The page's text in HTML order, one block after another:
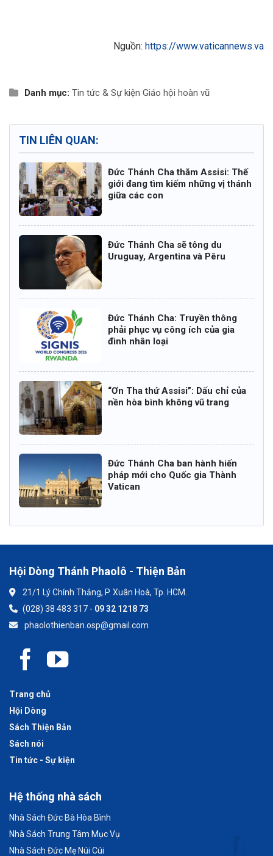
Nguồn: https://www.vaticannews.va
Danh mục: Tin tức & Sự kiện Giáo hội hoàn vũ
TIN LIÊN QUAN:
Đức Thánh Cha thăm Assisi: Thế
giới đang tìm kiếm những vị thánh
giữa các con
Đức Thánh Cha sẽ tông du
Uruguay, Argentina và Pêru
Đức Thánh Cha: Truyền thông
phải phục vụ công ích của gia
đình nhân loại
“Ơn Tha thứ Assisi”: Dấu chỉ của
nền hòa bình không vũ trang
Đức Thánh Cha ban hành hiến
pháp mới cho Quốc gia Thành
Vatican
Hội Dòng Thánh Phaolô - Thiện Bản
21/1 Lý Chính Thắng, P. Xuân Hoà, Tp. HCM.
(028) 38 483 317 - 09 32 1218 73
phaolothienban.osp@gmail.com
Trang chủ
Hội Dòng
Sách Thiện Bản
Sách nói
Tin tức - Sự kiện
Hệ thống nhà sách
Nhà Sách Đức Bà Hòa Bình
Nhà Sách Trung Tâm Mục Vụ
Nhà Sách Đức Mẹ Núi Cúi